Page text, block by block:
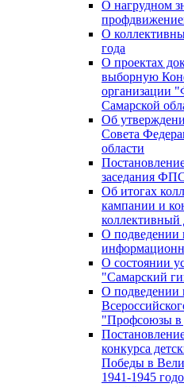
О нагрудном
О
года
О проектах
выборную
организации
Самарской
Об
Совета
области
заседания
Об итогах
кампании и
коллективный
О подведении
О состоянии
"Самарский
О подведении
"Профсоюзы в
конкурса
Победы в
1941-1945